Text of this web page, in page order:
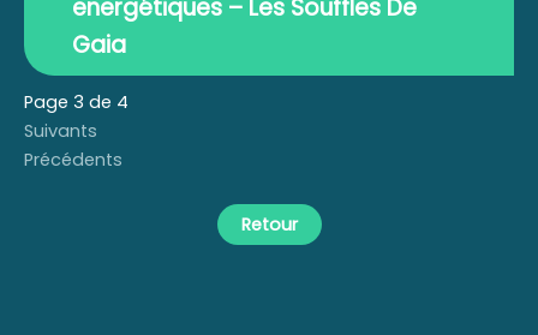
energétiques – Les Souffles De
Gaia
Page 3 de 4
Suivants
Précédents
Retour